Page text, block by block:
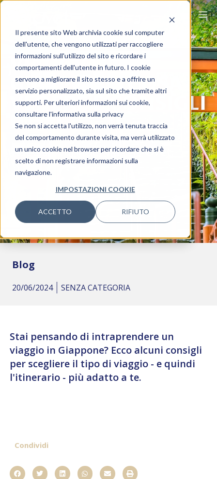
Il presente sito Web archivia cookie sul computer
dell'utente, che vengono utilizzati per raccogliere
informazioni sull'utilizzo del sito e ricordare i
comportamenti dell'utente in futuro. I cookie
servono a migliorare il sito stesso e a offrire un
servizio personalizzato, sia sul sito che tramite altri
supporti. Per ulteriori informazioni sui cookie,
consultare l'informativa sulla privacy
Se non si accetta l'utilizzo, non verrà tenuta traccia
del comportamento durante visita, ma verrà utilizzato
un unico cookie nel browser per ricordare che si è
scelto di non registrare informazioni sulla
navigazione.
IMPOSTAZIONI COOKIE
ACCETTO RIFIUTO
VIAGGIO IN
GIAPPONE: COSA
VEDERE E CONSIGLI
UTILI
Viaggia ovunque, viaggia Ovet.
Blog
20/06/2024 SENZA CATEGORIA
Stai pensando di intraprendere un
viaggio in Giappone? Ecco alcuni consigli
per scegliere il tipo di viaggio - e quindi
l'itinerario - più adatto a te.
Condividi